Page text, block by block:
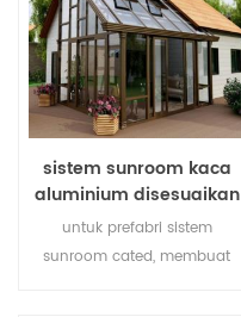
sistem sunroom kaca
aluminium disesuaikan
untuk prefabri sistem
sunroom cated, membuat